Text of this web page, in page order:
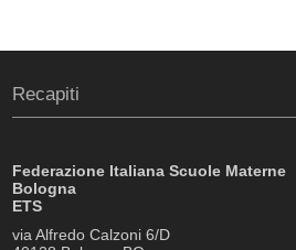
Recapiti
Federazione Italiana Scuole Materne
Bologna
ETS
via Alfredo Calzoni 6/D